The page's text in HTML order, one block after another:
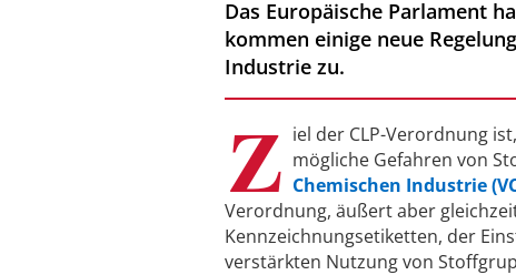
Das Europäische Parlament
kommen einige neue
Industrie zu.
Z iel der CLP-Verordnung
mögliche Gefahren von
Chemischen Industrie
Verordnung, äußert aber
Kennzeichnungsetiketten, der
verstärkten Nutzung von